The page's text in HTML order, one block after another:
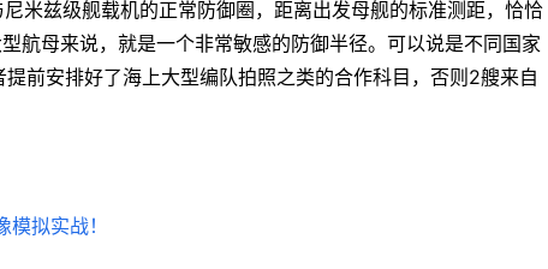
米兹级舰载机的正常防御圈，距离出发母舰的标准测距，恰恰
航母来说，就是一个非常敏感的防御半径。可以说是不同国家
前安排好了海上大型编队拍照之类的合作科目，否则2艘来自